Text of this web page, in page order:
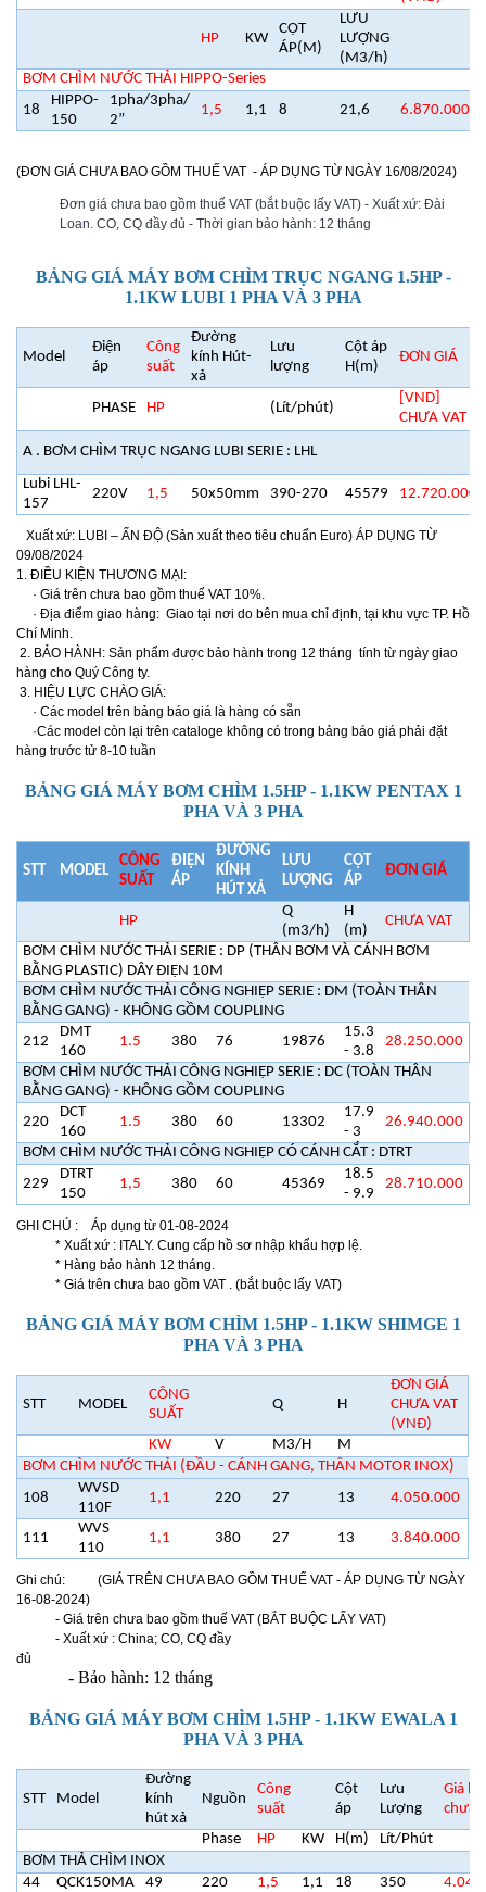
HP KW
CỘT
ÁP(M)
LƯU
LƯỢNG
(M3/h)
BƠM CHÌM NƯỚC THẢI HIPPO-Series
18
HIPPO-
150
1pha/3pha/
2”
1,5 1,1 8 21,6 6.870.000
(ĐƠN GIÁ CHƯA BAO GỒM THUẾ VAT - ÁP DỤNG TỪ NGÀY 16/08/2024)
Đơn giá chưa bao gồm thuế VAT (bắt buộc lấy VAT) - Xuất xứ: Đài
Loan. CO, CQ đầy đủ - Thời gian bảo hành: 12 tháng
BẢNG GIÁ MÁY BƠM CHÌM TRỤC NGANG 1.5HP -
1.1KW LUBI 1 PHA VÀ 3 PHA
Model
Điện
áp
Công
suất
Đường
kính Hút-
xả
Lưu
lượng
Cột áp
H(m)
ĐƠN GIÁ
PHASE HP (Lít/phút)
[VND]
CHƯA VAT
A . BƠM CHÌM TRỤC NGANG LUBI SERIE : LHL
Lubi LHL-
157
220V 1,5 50x50mm 390-270 45579 12.720.000
Xuất xứ: LUBI – ẤN ĐỘ (Sản xuất theo tiêu chuẩn Euro) ÁP DỤNG TỪ
09/08/2024
1. ĐIỀU KIỆN THƯƠNG MẠI:
· Giá trên chưa bao gồm thuế VAT 10%.
· Địa điểm giao hàng: Giao tại nơi do bên mua chỉ định, tại khu vực TP. Hồ
Chí Minh.
2. BẢO HÀNH: Sản phẩm được bảo hành trong 12 tháng tính từ ngày giao
hàng cho Quý Công ty.
3. HIỆU LỰC CHÀO GIÁ:
· Các model trên bảng báo giá là hàng có sẵn
·Các model còn lại trên cataloge không có trong bảng báo giá phải đặt
hàng trước tử 8-10 tuần
BẢNG GIÁ MÁY BƠM CHÌM 1.5HP - 1.1KW PENTAX 1
PHA VÀ 3 PHA
STT MODEL
CÔNG
SUẤT
ĐIỆN
ÁP
ĐƯỜNG
KÍNH
HÚT XẢ
LƯU
LƯỢNG
CỘT
ÁP
ĐƠN GIÁ
HP
Q
(m3/h)
H
(m)
CHƯA VAT
BƠM CHÌM NƯỚC THẢI SERIE : DP (THÂN BƠM VÀ CÁNH BƠM
BẰNG PLASTIC) DÂY ĐIỆN 10M
BƠM CHÌM NƯỚC THẢI CÔNG NGHIỆP SERIE : DM (TOÀN THÂN
BẰNG GANG) - KHÔNG GỒM COUPLING
212
DMT
160
1.5 380 76 19876
15.3
- 3.8
28.250.000
BƠM CHÌM NƯỚC THẢI CÔNG NGHIỆP SERIE : DC (TOÀN THÂN
BẰNG GANG) - KHÔNG GỒM COUPLING
220
DCT
160
1.5 380 60 13302
17.9
- 3
26.940.000
BƠM CHÌM NƯỚC THẢI CÔNG NGHIỆP CÓ CÁNH CẮT : DTRT
229
DTRT
150
1,5 380 60 45369
18.5
- 9.9
28.710.000
GHI CHÚ : Áp dụng từ 01-08-2024
* Xuất xứ : ITALY. Cung cấp hồ sơ nhập khẩu hợp lệ.
* Hàng bảo hành 12 tháng.
* Giá trên chưa bao gồm VAT . (bắt buộc lấy VAT)
BẢNG GIÁ MÁY BƠM CHÌM 1.5HP - 1.1KW SHIMGE 1
PHA VÀ 3 PHA
STT MODEL
CÔNG
SUẤT
Q H
ĐƠN GIÁ
CHƯA VAT
(VNĐ)
KW
V M3/H
M
BƠM CHÌM NƯỚC THẢI (ĐẦU - CÁNH GANG, THÂN MOTOR INOX)
108
WVSD
110F
1,1 220 27 13 4.050.000
111
WVS
110
1,1 380 27 13 3.840.000
Ghi chú: (GIÁ TRÊN CHƯA BAO GỒM THUẾ VAT - ÁP DỤNG TỪ NGÀY
16-08-2024)
- Giá trên chưa bao gồm thuế VAT (BẮT BUỘC LẤY VAT)
- Xuất xứ : China; CO, CQ đầy
đủ
- Bảo hành: 12 tháng
BẢNG GIÁ MÁY BƠM CHÌM 1.5HP - 1.1KW EWALA 1
PHA VÀ 3 PHA
STT Model
Đường
kính
hút xả
Nguồn
Công
suất
Cột
áp
Lưu
Lượng
Giá
chưa
Phase
HP KW H(m)
Lít/Phút
BƠM THẢ CHÌM INOX
44
QCK150MA 49 220 1,5 1,1 18 350